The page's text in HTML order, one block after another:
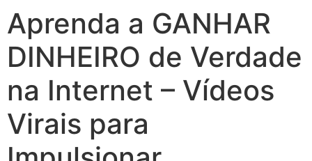
Aprenda a GANHAR
DINHEIRO de Verdade
na Internet – Vídeos
Virais para